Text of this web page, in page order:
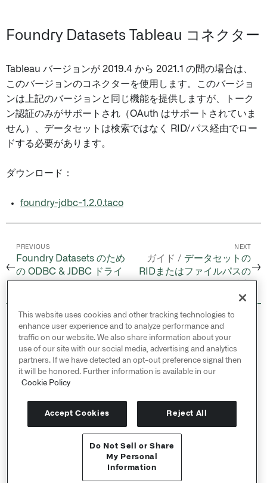
Foundry Datasets Tableau コネクター
Tableau バージョンが 2019.4 から 2021.1 の間の場合は、
このバージョンのコネクターを使用します。このバージョ
ンは上記のバージョンと同じ機能を提供しますが、トーク
ン認証のみがサポートされ（OAuth はサポートされていま
せん）、データセットは検索ではなく RID/パス経由でロー
ドする必要があります。
ダウンロード：
foundry-jdbc-1.2.0.taco
←
PREVIOUS
Foundry Datasets のため
の ODBC & JDBC ドライ
NEXT
ガイド / データセットの
RIDまたはファイルパスの→
© 2026 Palantir Technologies Inc. All rights
reserved.
Cookies Statement ↗
Privacy Statement ↗
Terms of Use ↗
Do Not Sell or Share My Personal Information
This website uses cookies and other tracking technologies to
enhance user experience and to analyze performance and
traffic on our website. We also share information about your
use of our site with our social media, advertising and analytics
partners. If we have detected an opt-out preference signal then
it will be honored. Further information is available in our
Cookie Policy
Accept Cookies Reject All
Do Not Sell or Share
My Personal
Information